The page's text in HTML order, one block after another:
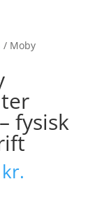
/ Moby
fysisk
kr.